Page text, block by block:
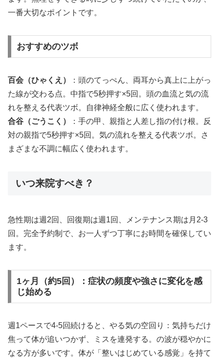
一番大切なポイントです。
おすすめのツボ
百会（ひゃくえ）
：頭のてっぺん、両耳から真上に上がっ
た線が交わる点。中指で5秒押す×5回。頭の血流と気の流
れを整える代表ツボ。自律神経全般に広く使われます。
合谷（ごうこく）
：手の甲、親指と人差し指の付け根。反
対の親指で5秒押す×5回。気の流れを整える代表ツボ。さ
まざまな不調に幅広く使われます。
いつ来院すべき？
急性期は週2回、回復期は週1回、メンテナンス期は月2-3
回。完全予約制で、お一人ずつ丁寧にお時間を確保してい
ます。
1ヶ月（約5回）：症状の頻度や強さに変化を感
じ始める
週1ペースで4-5回続けると、やる気の空回り：気持ちだけ
焦って体が追いつかず、ミスを連発する。の波が穏やかに
なる方が多いです。体が「整いはじめている感覚」を持て